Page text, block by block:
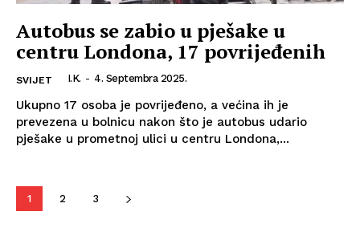
Autobus se zabio u pješake u
centru Londona, 17 povrijeđenih
SVIJET I.K. - 4. Septembra 2025.
Ukupno 17 osoba je povrijeđeno, a većina ih je
prevezena u bolnicu nakon što je autobus udario
pješake u prometnoj ulici u centru Londona,...
1 2 3